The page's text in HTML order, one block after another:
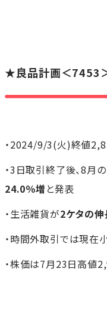
★良品計画＜7453
・2024/9/3(火)終値
・3日取引終了後、8月
24.0％増 と発表
・生活雑貨が2ケタの伸
・時間外取引では現在
・株価は7月23日高値